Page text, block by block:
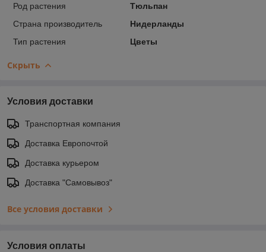
Род растения
Тюльпан
Страна производитель
Нидерланды
Тип растения
Цветы
Скрыть
Условия доставки
Транспортная компания
Доставка Европочтой
Доставка курьером
Доставка "Самовывоз"
Все условия доставки
Условия оплаты